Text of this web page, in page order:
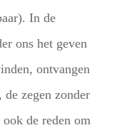
In de
ons het geven
ontvangen
zegen zonder
de reden om